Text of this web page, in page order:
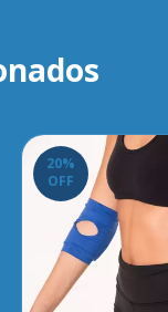
20%
OFF